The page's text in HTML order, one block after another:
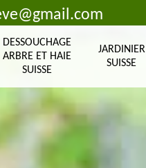
DESSOUCHAGE
ARBRE ET HAIE
SUISSE
JARDINIER
SUISSE